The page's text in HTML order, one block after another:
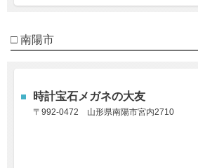
□ 南陽市
時計宝石メガネの大友
〒992-0472 山形県南陽市宮内2710